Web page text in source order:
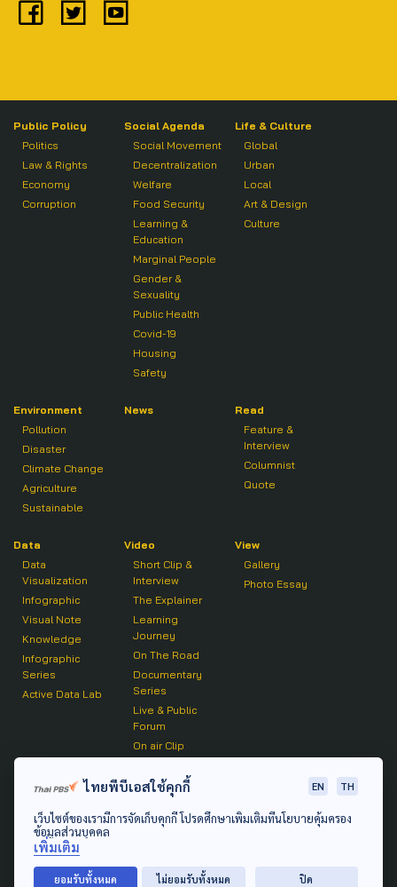
Public Policy
Politics
Law & Rights
Economy
Corruption
Social Agenda
Social Movement
Decentralization
Welfare
Food Security
Learning &
Education
Marginal People
Gender &
Sexuality
Public Health
Covid-19
Housing
Safety
Life & Culture
Global
Urban
Local
Art & Design
Culture
Environment
Pollution
Disaster
Climate Change
Agriculture
Sustainable
News
Read
Feature &
Interview
Columnist
Quote
Data
Data
Visualization
Infographic
Visual Note
Knowledge
Infographic
Series
Active Data Lab
Video
Short Clip &
Interview
The Explainer
Learning
Journey
On The Road
Documentary
Series
Live & Public
Forum
On air Clip
View
Gallery
Photo Essay
Podcast
Active Talk
© 2020 องค์การกระจายเสียงและแพร่ภาพสาธารณะแห่ง
ไทยพีบีเอสใช้คุกกี้ EN TH
เว็บไซต์ของเรามีการจัดเก็บคุกกี้ โปรดศึกษาเพิ่มเติมที่นโยบายคุ้มครอง
ข้อมูลส่วนบุคคล
เพิ่มเติม
ยอมรับทั้งหมด ไม่ยอมรับทั้งหมด ปิด